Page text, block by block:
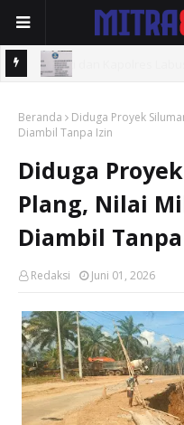
Asal Jadi Diduga Kadis
Beranda
Diduga Proyek
Diambil Tanpa Izin
Diduga
Plang, Nilai
Diambil
Redaksi Juni 01, 2026